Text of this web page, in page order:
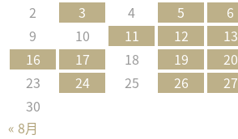
« 8月
2
3 4 5 6
9
10 11 12 13
16
17 18 19 20
23
24 25 26 27
30